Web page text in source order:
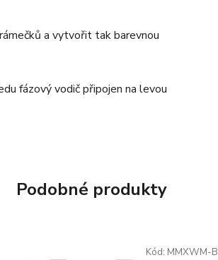
a vytvořit tak barevnou
fázový vodič připojen na levou
Podobné produkty
Kód: MMXWM-B